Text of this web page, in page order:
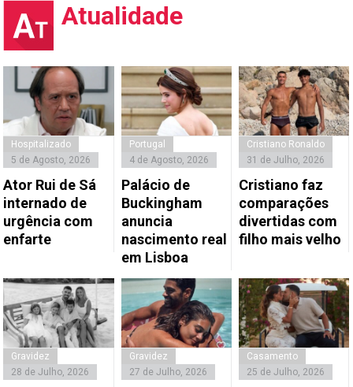
Atualidade
Hospitalizado
5 de Agosto, 2026
Ator Rui de Sá
internado de
urgência com
enfarte
Portugal
4 de Agosto, 2026
Palácio de
Buckingham
anuncia
nascimento real
em Lisboa
Cristiano Ronaldo
31 de Julho, 2026
Cristiano faz
comparações
divertidas com
filho mais velho
Gravidez
28 de Julho, 2026
Gravidez
27 de Julho, 2026
Casamento
25 de Julho, 2026